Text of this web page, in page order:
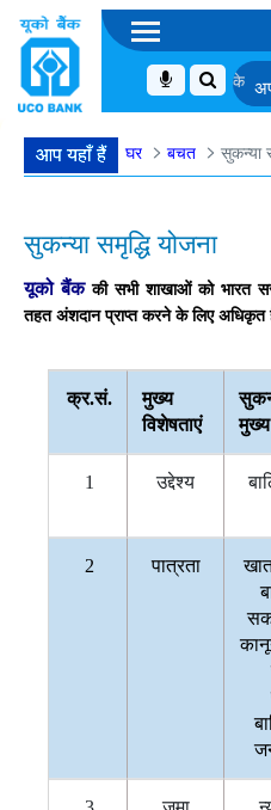
के पद के लिए समूह चर्चा के लिए
आप यहाँ हैं घर बचत सुकन्या
सुकन्या समृद्धि योजना
यूको बैंककी सभी शाखाओं को भारत
तहत अंशदान प्राप्त करने के लिए अधिकृत
क्र.सं.
मुख्य
विशेषताएं
मुख्य
1 उद्देश्य
2 पात्रता